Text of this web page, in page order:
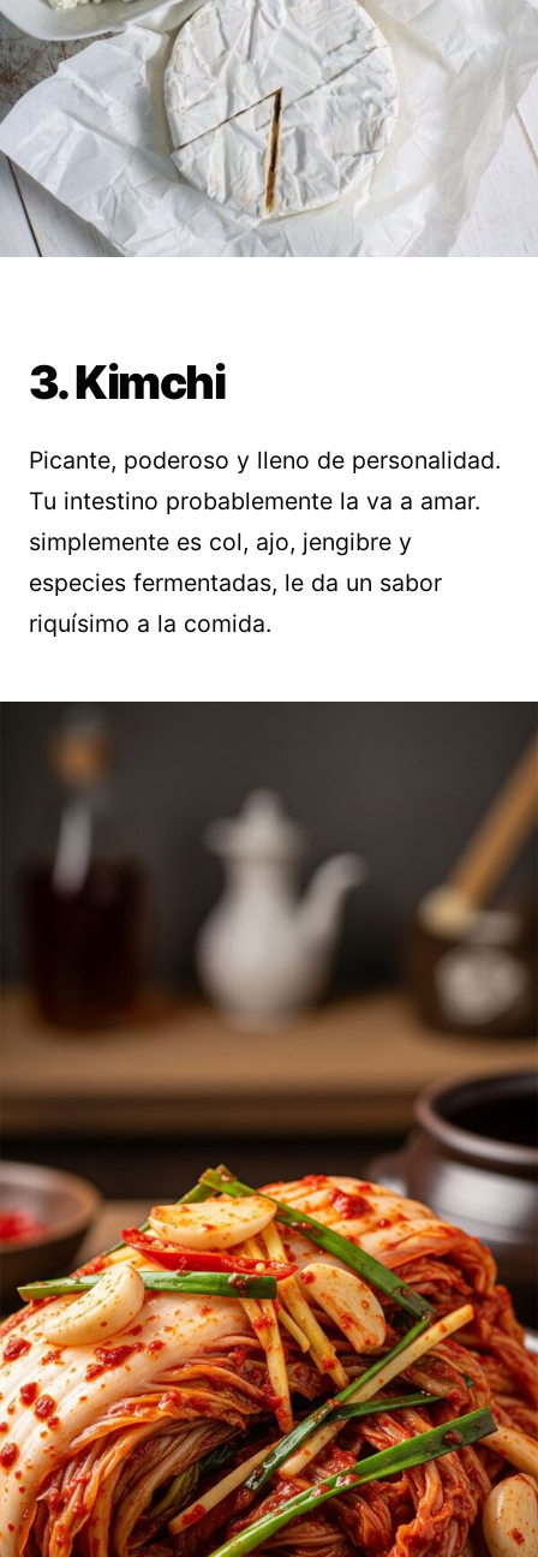
3. Kimchi
Picante, poderoso y lleno de personalidad.
Tu intestino probablemente la va a amar.
simplemente es col, ajo, jengibre y
especies fermentadas, le da un sabor
riquísimo a la comida.